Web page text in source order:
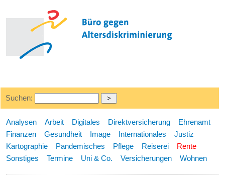
Suchen:
Analysen Arbeit Digitales Direktversicherung
Ehrenamt
Finanzen
Gesundheit Image Internationales
Justiz
Kartographie
Pandemisches Pflege Reiserei
Rente
Sonstiges
Termine Uni & Co. Versicherungen Wohnen